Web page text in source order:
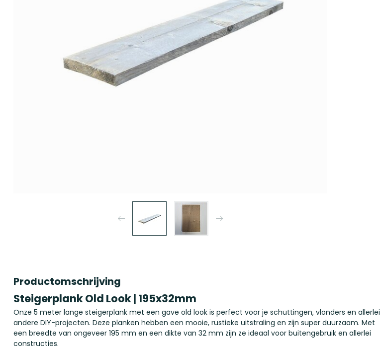
Productomschrijving
Steigerplank Old Look | 195x32mm
Onze 5 meter lange steigerplank met een gave old look is perfect voor je schuttingen, vlonders en allerlei
andere DIY-projecten. Deze planken hebben een mooie, rustieke uitstraling en zijn super duurzaam. Met
een breedte van ongeveer 195 mm en een dikte van 32 mm zijn ze ideaal voor buitengebruik en allerlei
constructies.